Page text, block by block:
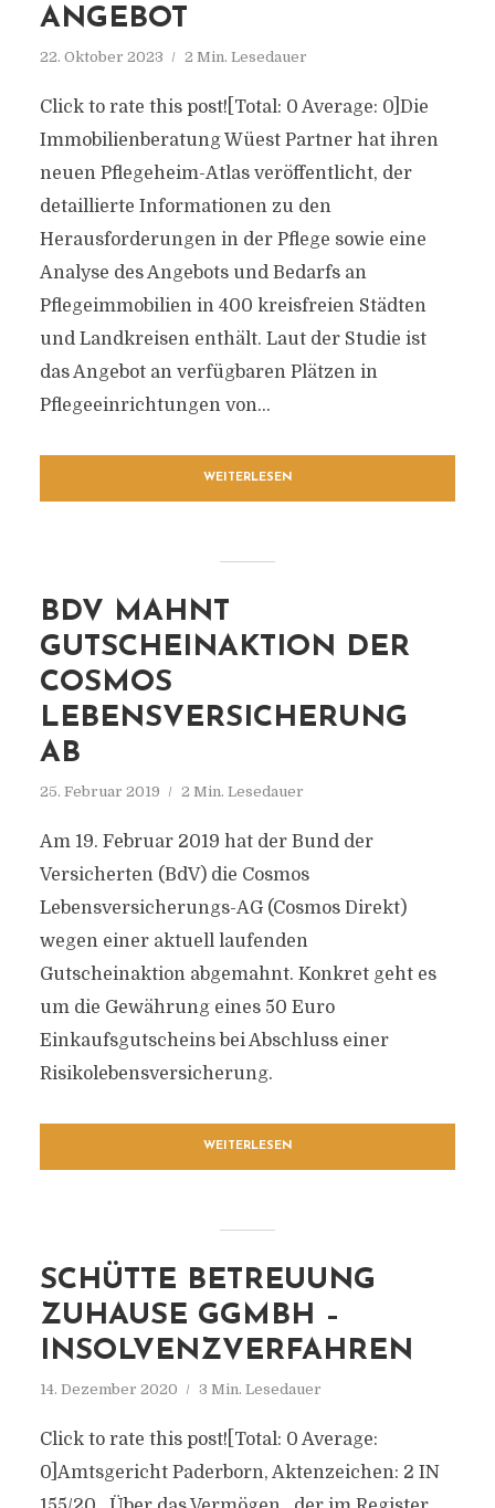
ANGEBOT
22. Oktober 2023 2 Min. Lesedauer
Click to rate this post![Total: 0 Average: 0]Die
Immobilienberatung Wüest Partner hat ihren
neuen Pflegeheim-Atlas veröffentlicht, der
detaillierte Informationen zu den
Herausforderungen in der Pflege sowie eine
Analyse des Angebots und Bedarfs an
Pflegeimmobilien in 400 kreisfreien Städten
und Landkreisen enthält. Laut der Studie ist
das Angebot an verfügbaren Plätzen in
Pflegeeinrichtungen von...
WEITERLESEN
BDV MAHNT
GUTSCHEINAKTION DER
COSMOS
LEBENSVERSICHERUNG
AB
25. Februar 2019 2 Min. Lesedauer
Am 19. Februar 2019 hat der Bund der
Versicherten (BdV) die Cosmos
Lebensversicherungs-AG (Cosmos Direkt)
wegen einer aktuell laufenden
Gutscheinaktion abgemahnt. Konkret geht es
um die Gewährung eines 50 Euro
Einkaufsgutscheins bei Abschluss einer
Risikolebensversicherung.
WEITERLESEN
SCHÜTTE BETREUUNG
ZUHAUSE GGMBH –
INSOLVENZVERFAHREN
14. Dezember 2020 3 Min. Lesedauer
Click to rate this post![Total: 0 Average:
0]Amtsgericht Paderborn, Aktenzeichen: 2 IN